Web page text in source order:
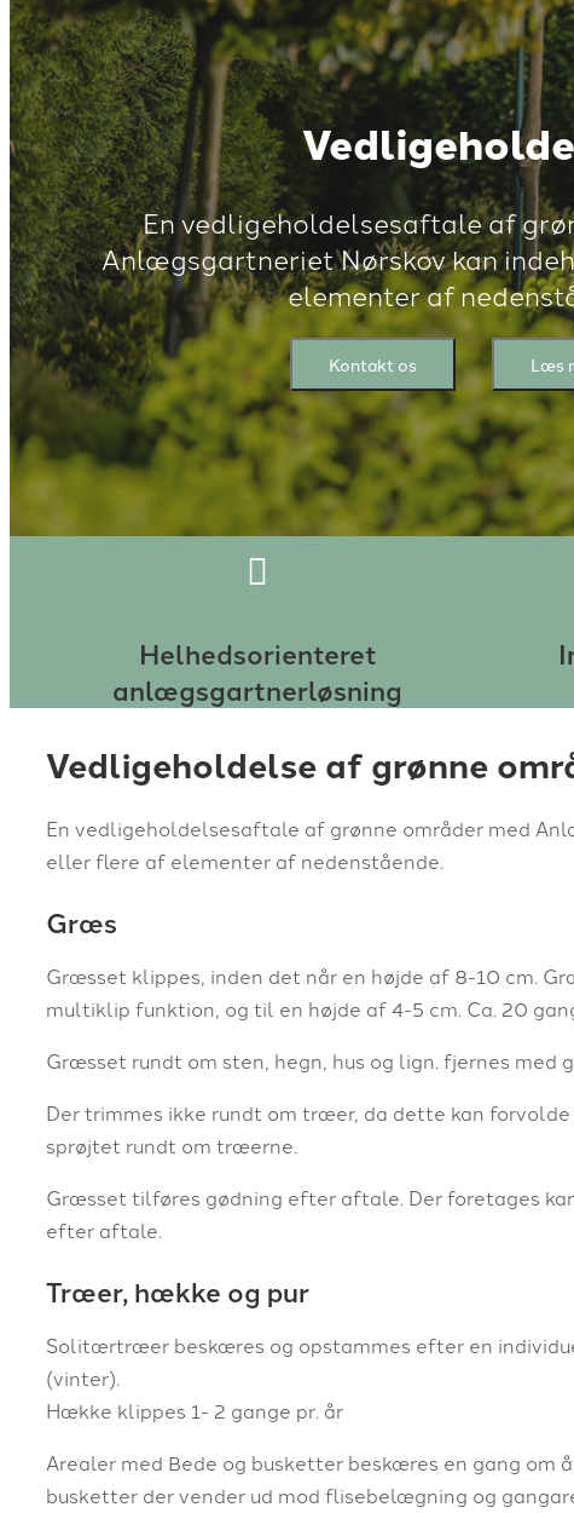
En vedligeholdelsesaftale af
Anlægsgartneriet Nørskov kan
elementer af
Kontakt os Læs
Helhedsorienteret
anlægsgartnerløsning
Vedligeholdelse af grønne
En vedligeholdelsesaftale af grønne områder med
eller flere af elementer af nedenstående.
Græs
Græsset klippes, inden det når en højde af 8-10 cm.
multiklip funktion, og til en højde af 4-5 cm. Ca. 20
Græsset rundt om sten, hegn, hus og lign. fjernes med
Der trimmes ikke rundt om træer, da dette kan
sprøjtet rundt om træerne.
Græsset tilføres gødning efter aftale. Der foretages
efter aftale.
Træer, hække og pur
Solitærtræer beskæres og opstammes efter en
(vinter).
Hække klippes 1- 2 gange pr. år
Arealer med Bede og busketter beskæres en gang om
busketter der vender ud mod flisebelægning og